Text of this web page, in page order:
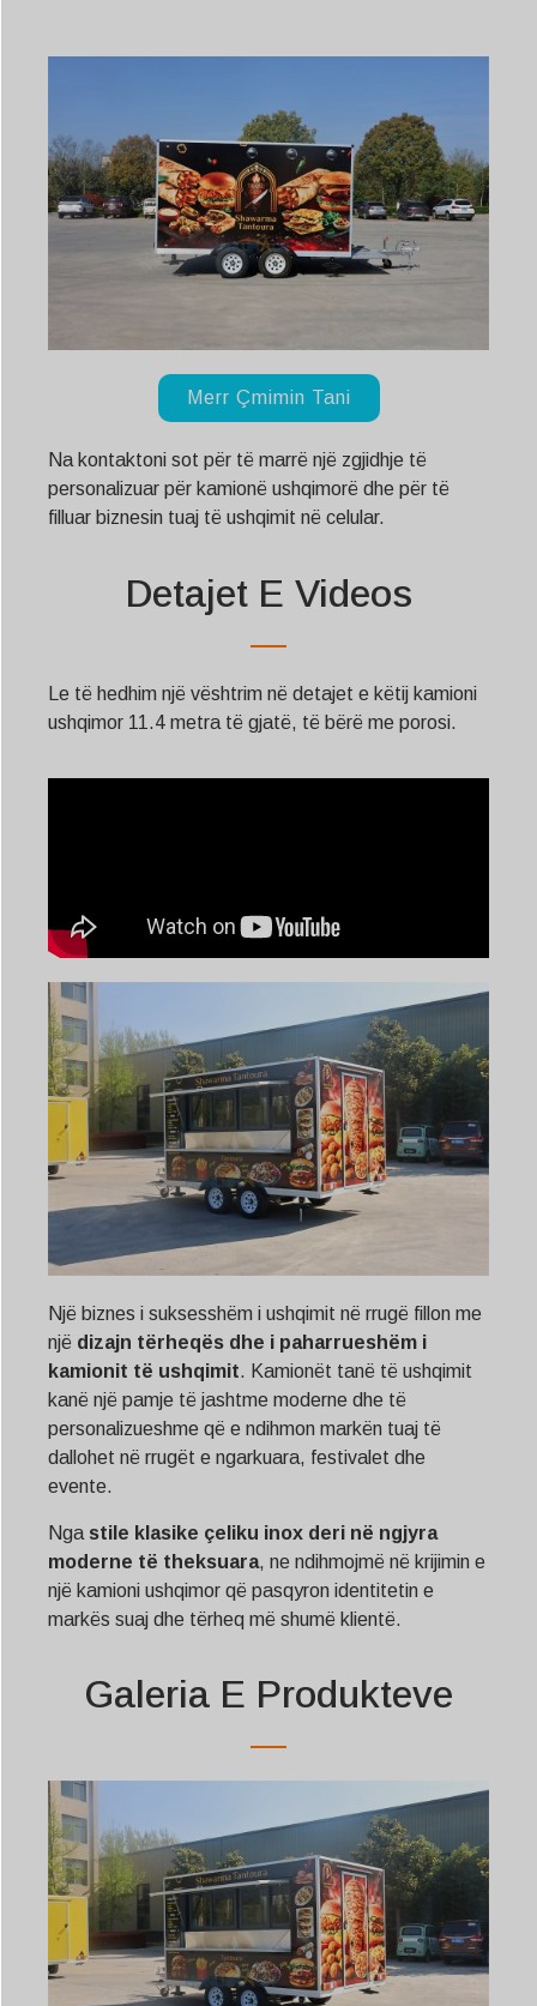
Merr Çmimin Tani
Na kontaktoni sot për të marrë një zgjidhje të
personalizuar për kamionë ushqimorë dhe për të
filluar biznesin tuaj të ushqimit në celular.
Detajet E Videos
Le të hedhim një vështrim në detajet e këtij kamioni
ushqimor 11.4 metra të gjatë, të bërë me porosi.
Një biznes i suksesshëm i ushqimit në rrugë fillon me
një dizajn tërheqës dhe i paharrueshëm i
kamionit të ushqimit. Kamionët tanë të ushqimit
kanë një pamje të jashtme moderne dhe të
personalizueshme që e ndihmon markën tuaj të
dallohet në rrugët e ngarkuara, festivalet dhe
evente.
Nga stile klasike çeliku inox deri në ngjyra
moderne të theksuara, ne ndihmojmë në krijimin e
një kamioni ushqimor që pasqyron identitetin e
markës suaj dhe tërheq më shumë klientë.
Galeria E Produkteve